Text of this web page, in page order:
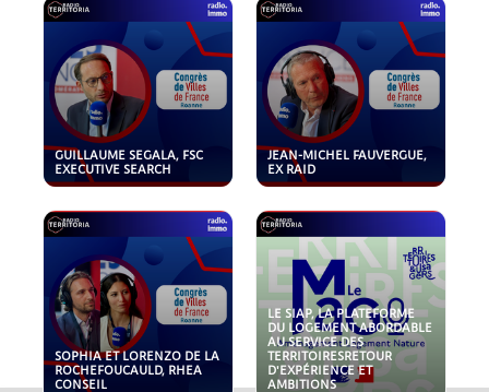
GUILLAUME SEGALA, FSC
EXECUTIVE SEARCH
JEAN-MICHEL FAUVERGUE,
EX RAID
SOPHIA ET LORENZO DE LA
ROCHEFOUCAULD, RHEA
CONSEIL
LE SIAP, LA PLATEFORME
DU LOGEMENT ABORDABLE
AU SERVICE DES
TERRITOIRESRETOUR
D'EXPÉRIENCE ET
AMBITIONS